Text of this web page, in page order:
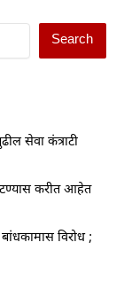
Search
सेवा कंत्राटी
करीत आहेत
विरोध ;